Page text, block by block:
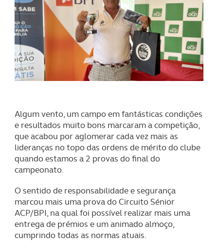
Algum vento, um campo em fantásticas condições
e resultados muito bons marcaram a competição,
que acabou por aglomerar cada vez mais as
lideranças no topo das ordens de mérito do clube
quando estamos a 2 provas do final do
campeonato.
O sentido de responsabilidade e segurança
marcou mais uma prova do Circuito Sénior
ACP/BPI, na qual foi possível realizar mais uma
entrega de prémios e um animado almoço,
cumprindo todas as normas atuais.